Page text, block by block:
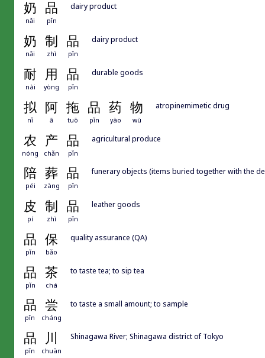
奶 品
nǎi pǐn
dairy product
奶 制 品
nǎi zhì pǐn
dairy product
耐 用 品
nài yòng pǐn
durable goods
拟 阿 拖 品 药 物
nǐ ā tuō pǐn yào wù
atropinemimetic drug
农 产 品
nóng chǎn pǐn
agricultural produce
陪 葬 品
péi zàng pǐn
funerary objects (items buried together with the
皮 制 品
pí zhì pǐn
leather goods
品 保
pǐn bǎo
quality assurance (QA)
品 茶
pǐn chá
to taste tea; to sip tea
品 尝
pǐn cháng
to taste a small amount; to sample
品 川
pǐn chuān
Shinagawa River; Shinagawa district of Tokyo